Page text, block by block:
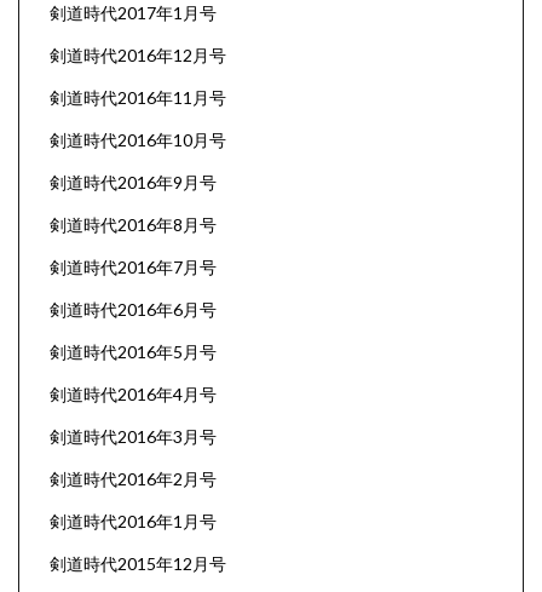
剣道時代2017年1月号
剣道時代2016年12月号
剣道時代2016年11月号
剣道時代2016年10月号
剣道時代2016年9月号
剣道時代2016年8月号
剣道時代2016年7月号
剣道時代2016年6月号
剣道時代2016年5月号
剣道時代2016年4月号
剣道時代2016年3月号
剣道時代2016年2月号
剣道時代2016年1月号
剣道時代2015年12月号